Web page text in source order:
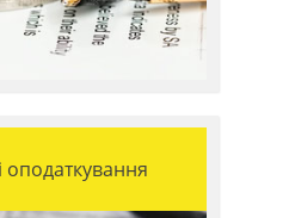
оподаткування